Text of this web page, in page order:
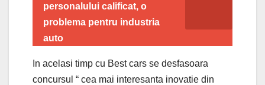
personalului calificat, o
problema pentru industria
auto
In acelasi timp cu Best cars se desfasoara
concursul “ cea mai interesanta inovatie din